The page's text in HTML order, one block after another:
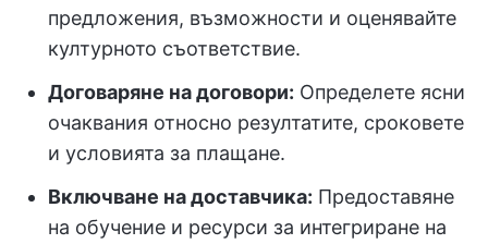
предложения, възможности и оценявайте
културното съответствие.
Договаряне на договори: Определете ясни
очаквания относно резултатите, сроковете
и условията за плащане.
Включване на доставчика: Предоставяне
на обучение и ресурси за интегриране на